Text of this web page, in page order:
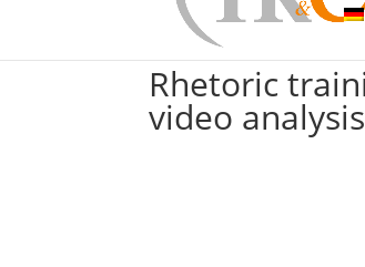
Rhetoric
video analysis